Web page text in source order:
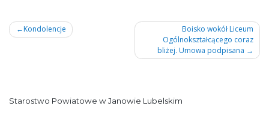
Nawigacja
Kondolencje
Boisko wokół Liceum
Ogólnokształcącego coraz
bliżej. Umowa podpisana
Starostwo Powiatowe w Janowie Lubelskim